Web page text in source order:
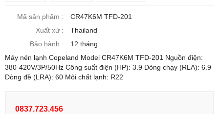
Mã sản phẩm :
CR47K6M TFD-201
Xuất xứ :
Thailand
Bảo hành :
12 tháng
Máy nén lạnh Copeland Model CR47K6M TFD-201 Nguồn điện:
380-420V/3P/50Hz Công suất điện (HP): 3.9 Dòng chạy (RLA): 6.9
Dòng đề (LRA): 60 Môi chất lạnh: R22
0837.723.456